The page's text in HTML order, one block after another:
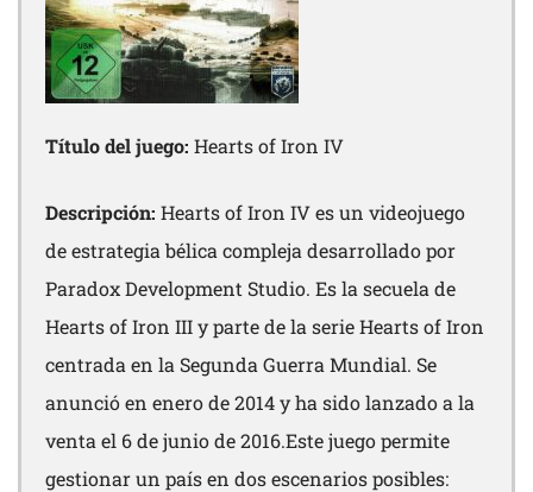
Título del juego: Hearts of Iron IV
Descripción: Hearts of Iron IV es un videojuego
de estrategia bélica compleja desarrollado por
Paradox Development Studio. Es la secuela de
Hearts of Iron III y parte de la serie Hearts of Iron
centrada en la Segunda Guerra Mundial. Se
anunció en enero de 2014 y ha sido lanzado a la
venta el 6 de junio de 2016.Este juego permite
gestionar un país en dos escenarios posibles: